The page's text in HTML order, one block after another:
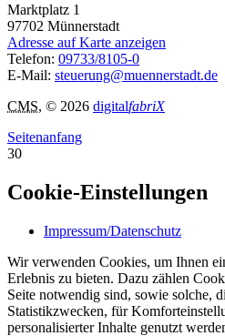
Marktplatz 1
97702 Münnerstadt
Adresse auf Karte anzeigen
Telefon: 09733/8105-0
E-Mail: steuerung@muennerstadt.de
CMS, © 2026 digitalfabriX
Seitenanfang
30
Cookie-Einstellungen
Impressum/Datenschutz
Wir verwenden Cookies, um Ihnen
Erlebnis zu bieten. Dazu zählen
Seite notwendig sind, sowie solche,
Statistikzwecken, für
personalisierter Inhalte genutzt